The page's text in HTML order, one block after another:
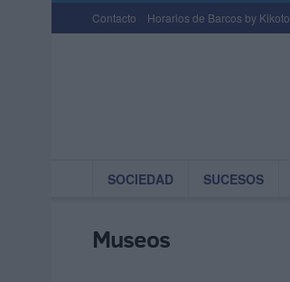
Contacto Horarios de Barcos by Kikoto
SOCIEDAD SUCESOS
Museos